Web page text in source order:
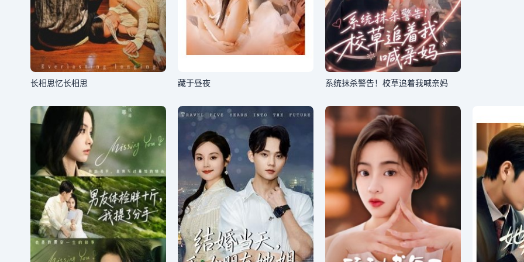
长相思忆长相思 藏于昼夜 系统抹杀警告！校草追着我喊亲妈